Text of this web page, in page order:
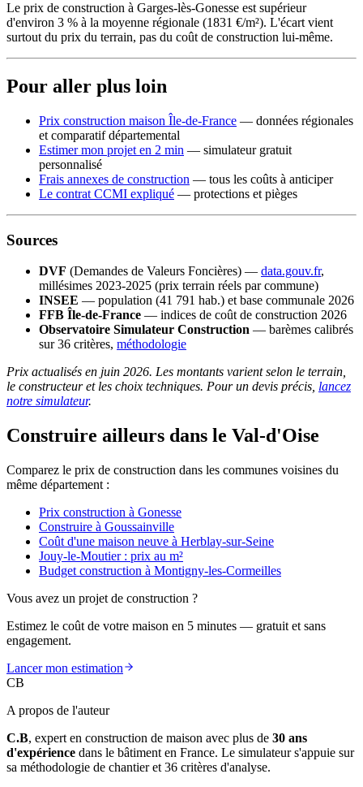
Le prix de construction à Garges-lès-Gonesse est supérieur
d'environ 3 % à la moyenne régionale (1831 €/m²). L'écart vient
surtout du prix du terrain, pas du coût de construction lui-même.
Pour aller plus loin
Prix construction maison Île-de-France — données régionales
et comparatif départemental
Estimer mon projet en 2 min — simulateur gratuit
personnalisé
Frais annexes de construction — tous les coûts à anticiper
Le contrat CCMI expliqué — protections et pièges
Sources
DVF (Demandes de Valeurs Foncières) — data.gouv.fr,
millésimes 2023-2025 (prix terrain réels par commune)
INSEE — population (41 791 hab.) et base communale 2026
FFB Île-de-France — indices de coût de construction 2026
Observatoire Simulateur Construction — barèmes calibrés
sur 36 critères, méthodologie
Prix actualisés en juin 2026. Les montants varient selon le terrain,
le constructeur et les choix techniques. Pour un devis précis, lancez
notre simulateur.
Construire ailleurs dans le Val-d'Oise
Comparez le prix de construction dans les communes voisines du
même département :
Prix construction à Gonesse
Construire à Goussainville
Coût d'une maison neuve à Herblay-sur-Seine
Jouy-le-Moutier : prix au m²
Budget construction à Montigny-les-Cormeilles
Vous avez un projet de construction ?
Estimez le coût de votre maison en 5 minutes — gratuit et sans
engagement.
Lancer mon estimation
CB
A propos de l'auteur
C.B, expert en construction de maison avec plus de 30 ans
d'expérience dans le bâtiment en France. Le simulateur s'appuie sur
sa méthodologie de chantier et 36 critères d'analyse.